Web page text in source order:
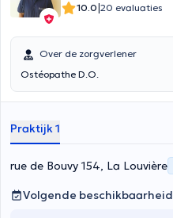
10.0|20 evaluaties
Over de zorgverlener
Ostéopathe D.O.
Praktijk 1
rue de Bouvy 154, La Louvière
Volgende beschikbaarheid